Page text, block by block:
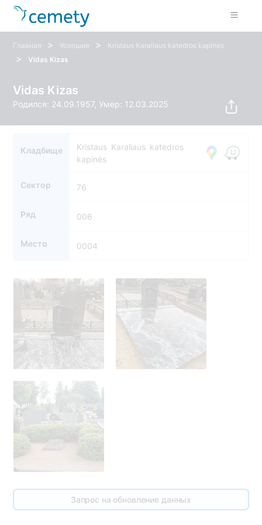
Главная > Усопшие > Kristaus Karaliaus katedros kapinės
> Vidas Kizas
Vidas Kizas
Родился: 24.09.1957, Умер: 12.03.2025
Кладбище
Kristaus Karaliaus katedros
kapinės
Сектор 76
Ряд 006
Место 0004
Запрос на обновление данных
3